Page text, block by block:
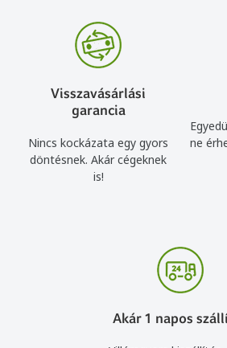
Visszavásárlási
garancia
Nincs kockázata egy gyors
döntésnek. Akár cégeknek
is!
ne
Akár 1 napos